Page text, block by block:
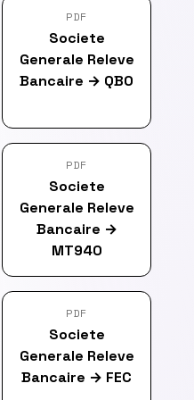
PDF
Societe
Generale Releve
Bancaire → QBO
PDF
Societe
Generale Releve
Bancaire →
MT940
PDF
Societe
Generale Releve
Bancaire → FEC